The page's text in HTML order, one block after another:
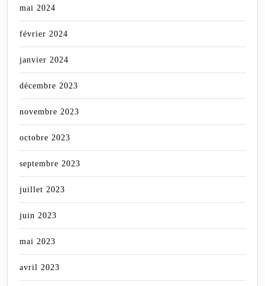
mai 2024
février 2024
janvier 2024
décembre 2023
novembre 2023
octobre 2023
septembre 2023
juillet 2023
juin 2023
mai 2023
avril 2023